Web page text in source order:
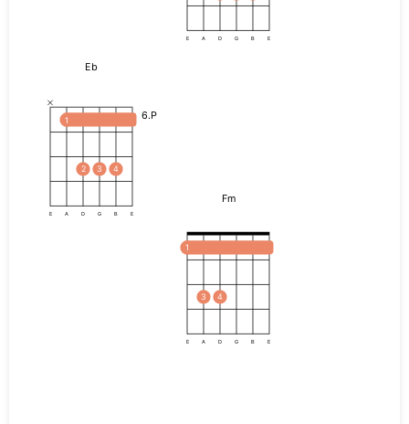
E A D G B E
Eb
6.P
1
2 3 4
E A D G B E
Fm
1
3 4
E A D G B E